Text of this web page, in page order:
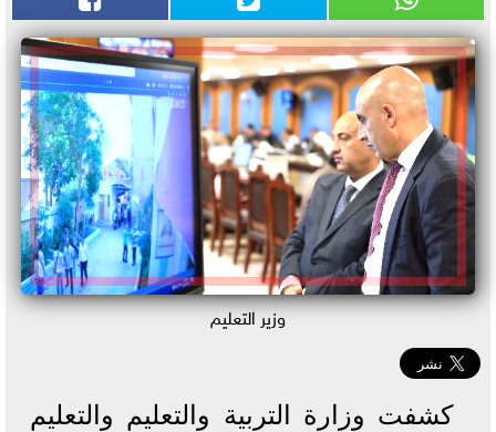
وزير التعليم
كشفت وزارة التربية والتعليم والتعليم